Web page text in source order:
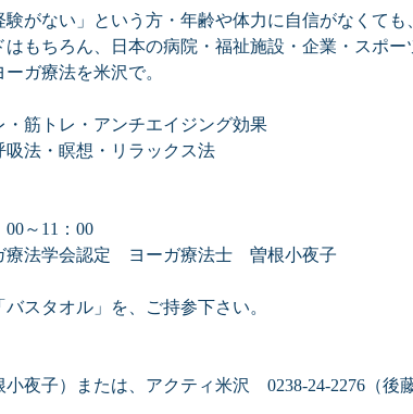
験がない」という方・年齢や体力に自信がなくて
もちろん、日本の病院・福祉施設・企業・スポ
ガ療法を米沢で。
筋トレ・アンチエイジング効果
法・瞑想・リラックス法
～11：00
法学会認定　ヨーガ療法士　曽根小夜子
スタオル」を、ご持参下さい。
夜子）または、アクティ米沢　0238-24-2276（後